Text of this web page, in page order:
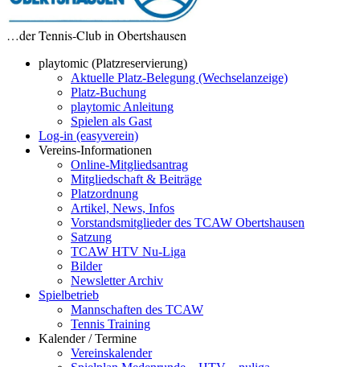
…der Tennis-Club in Obertshausen
playtomic (Platzreservierung)
Aktuelle Platz-Belegung (Wechselanzeige)
Platz-Buchung
playtomic Anleitung
Spielen als Gast
Log-in (easyverein)
Vereins-Informationen
Online-Mitgliedsantrag
Mitgliedschaft & Beiträge
Platzordnung
Artikel, News, Infos
Vorstandsmitglieder des TCAW Obertshausen
Satzung
TCAW HTV Nu-Liga
Bilder
Newsletter Archiv
Spielbetrieb
Mannschaften des TCAW
Tennis Training
Kalender / Termine
Vereinskalender